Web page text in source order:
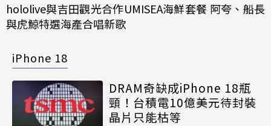
hololive與吉田觀光合作UMISEA海鮮套餐 阿夸、船長
與虎鯨特選海產合唱新歌
iPhone 18
DRAM奇缺成iPhone 18瓶
頸！台積電10億美元待封裝
晶片只能枯等